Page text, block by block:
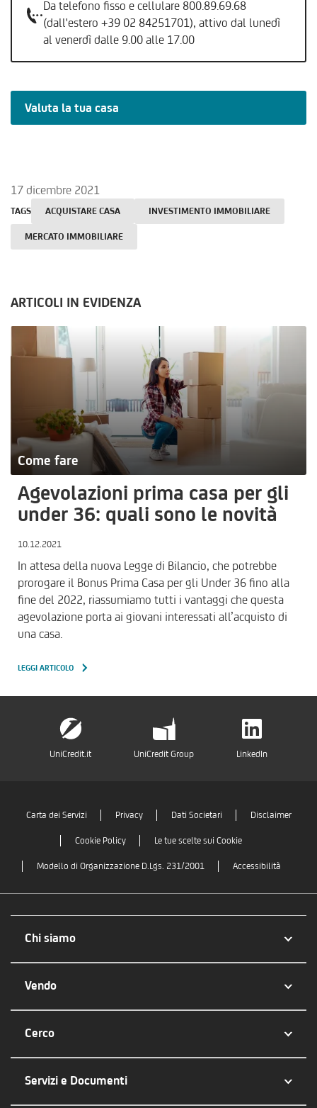
Da telefono fisso e cellulare 800.89.69.68
(dall'estero +39 02 84251701), attivo dal lunedì
al venerdì dalle 9.00 alle 17.00
Valuta la tua casa
TAGS ACQUISTARE CASA INVESTIMENTO IMMOBILIARE
MERCATO IMMOBILIARE
17 dicembre 2021
ARTICOLI IN EVIDENZA
Come fare
Agevolazioni prima casa per gli
under 36: quali sono le novità
10.12.2021
In attesa della nuova Legge di Bilancio, che potrebbe
prorogare il Bonus Prima Casa per gli Under 36 fino alla
fine del 2022, riassumiamo tutti i vantaggi che questa
agevolazione porta ai giovani interessati all’acquisto di
una casa.
LEGGI ARTICOLO
UniCredit.it UniCredit Group LinkedIn
Carta dei Servizi Privacy Dati Societari Disclaimer
Cookie Policy Le tue scelte sui Cookie
Modello di Organizzazione D.Lgs. 231/2001 Accessibilità
Chi siamo
Vendo
Cerco
Servizi e Documenti